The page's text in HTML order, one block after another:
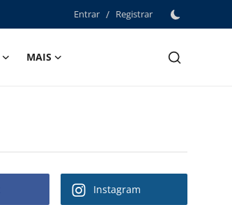
Entrar / Registrar
MAIS
Instagram